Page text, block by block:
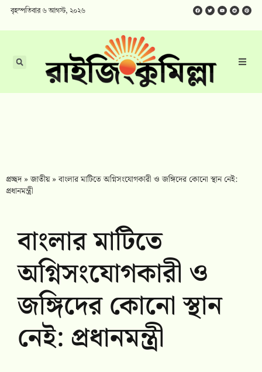
বৃহস্পতিবার ৬ আগস্ট, ২০২৬
প্রচ্ছদ»জাতীয়»বাংলার মাটিতে অগ্নিসংযোগকারী ও জঙ্গিদের কোনো স্থান নেই:
প্রধানমন্ত্রী
বাংলার মাটিতে
অগ্নিসংযোগকারী ও
জঙ্গিদের কোনো স্থান
নেই: প্রধানমন্ত্রী